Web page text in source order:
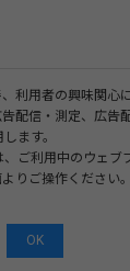
利用規約
プライバシーポリシ
運営会社
All Rights
利用者の興味関心
配信・測定、広告
ます。
ご利用中のウェブ
りご操作ください
OK